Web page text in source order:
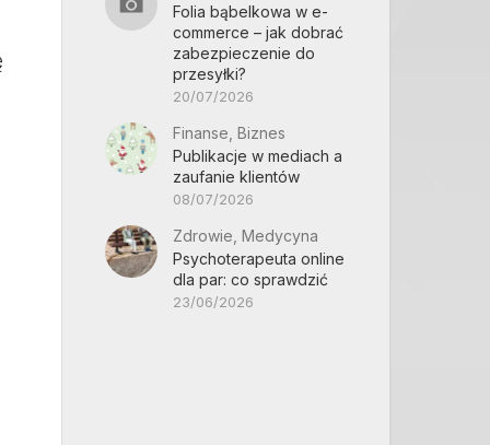
Folia bąbelkowa w e-
commerce – jak dobrać
zabezpieczenie do
przesyłki?
20/07/2026
Finanse, Biznes
Publikacje w mediach a
zaufanie klientów
08/07/2026
Zdrowie, Medycyna
Psychoterapeuta online
dla par: co sprawdzić
23/06/2026